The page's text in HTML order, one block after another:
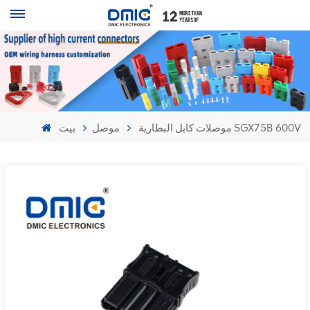
بيت موصل موصلات كابل البطارية SGX75B 600V